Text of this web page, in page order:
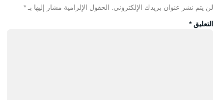
لن يتم نشر عنوان بريدك الإلكتروني. الحقول الإلزامية مشار إليها بـ *
التعليق*